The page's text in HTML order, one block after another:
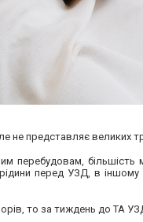
не представляє великих
перебудовам,
перед УЗД, в
то за тиждень до ТА